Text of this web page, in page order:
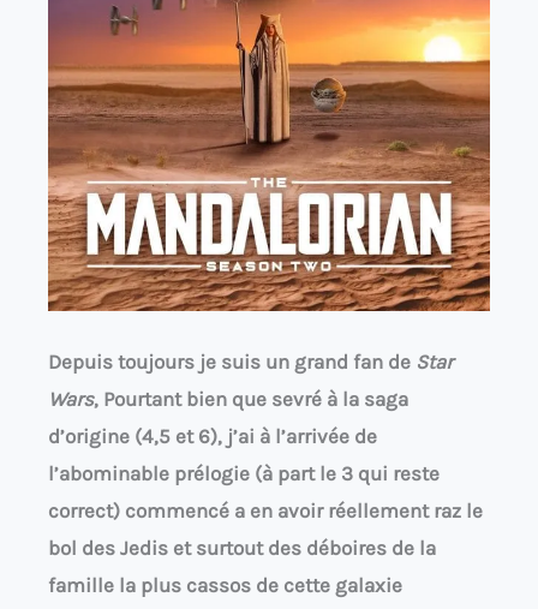
Depuis toujours je suis un grand fan de Star
Wars, Pourtant bien que sevré à la saga
d’origine (4,5 et 6), j’ai à l’arrivée de
l’abominable prélogie (à part le 3 qui reste
correct) commencé a en avoir réellement raz le
bol des Jedis et surtout des déboires de la
famille la plus cassos de cette galaxie